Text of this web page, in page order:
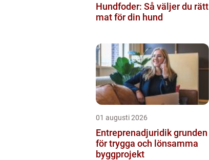
Hundfoder: Så väljer du rätt
mat för din hund
01 augusti 2026
Entreprenadjuridik grunden
för trygga och lönsamma
byggprojekt